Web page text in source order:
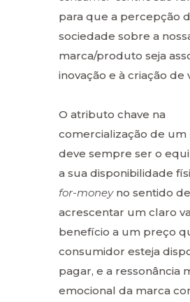
para que a percepção
sociedade sobre a
marca/produto seja
inovação e à criação de
O atributo chave na
comercialização de
deve sempre ser o
a sua disponibilidade
for-moneyno sentido de
acrescentar um claro
benefício a um preço
consumidor esteja
pagar, e a ressonância
emocional da marca